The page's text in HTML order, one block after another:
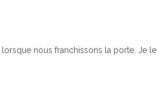
nous franchissons la porte. Je le